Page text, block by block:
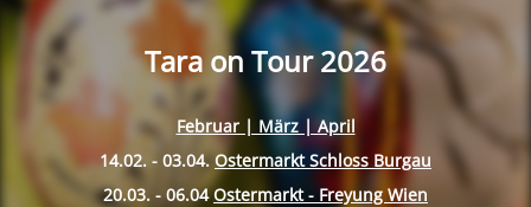
Tara on Tour 2026
Februar | März | April
14.02. - 03.04. Ostermarkt Schloss Burgau
20.03. - 06.04 Ostermarkt - Freyung Wien